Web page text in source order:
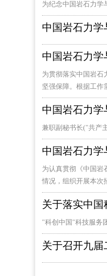
为纪念中国岩石力学
中国岩石力学
中国岩石力
为贯彻落实中国岩石
坚强保障。根据工作
中国岩石力
兼职副秘书长("共产
中国岩石力
为认真贯彻《中国岩
情况，组织开展本次
关于落实中
"科创中国"科技服务
关于召开九